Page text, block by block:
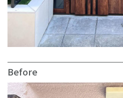
Before